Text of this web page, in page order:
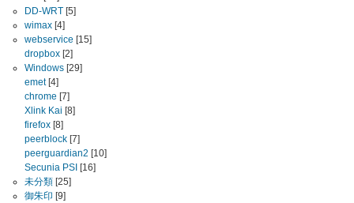
DD-WRT [5]
wimax [4]
webservice [15]
dropbox [2]
Windows [29]
emet[4]
chrome [7]
Xlink Kai [8]
firefox [8]
peerblock [7]
peerguardian2 [10]
Secunia PSI [16]
未分類 [25]
御朱印 [9]